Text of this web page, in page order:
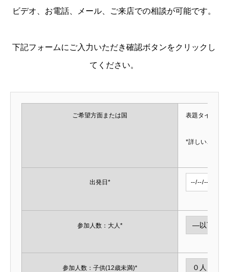
ビデオ、お電話、メール、ご来店での相談が可能です。
下記フォームにご入力いただき確認ボタンをクリックし
てください。
ご希望方面または国 表題タイトル
*詳しいご希望
出発日*
参加人数：大人*
参加人数：子供(12歳未満)*